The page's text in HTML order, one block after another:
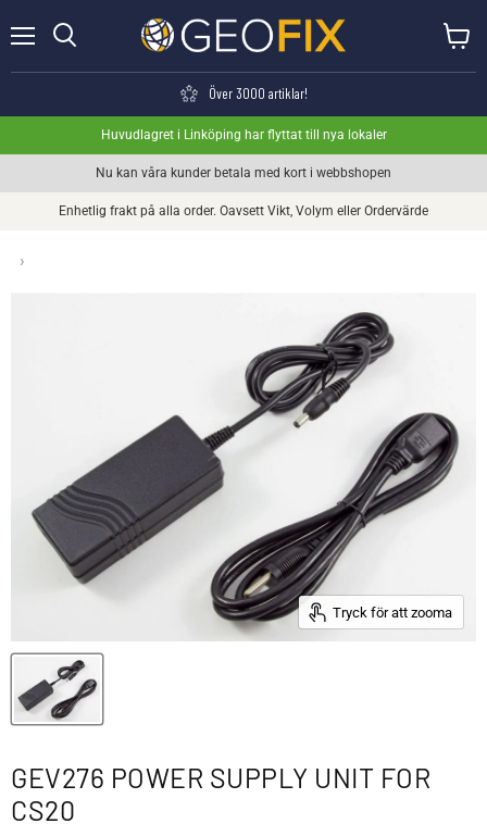
Över 3000 artiklar!
Huvudlagret i Linköping har flyttat till nya lokaler
Nu kan våra kunder betala med kort i webbshopen
Enhetlig frakt på alla order. Oavsett Vikt, Volym eller Ordervärde
›
Tryck för att zooma
GEV276 POWER SUPPLY UNIT FOR
CS20